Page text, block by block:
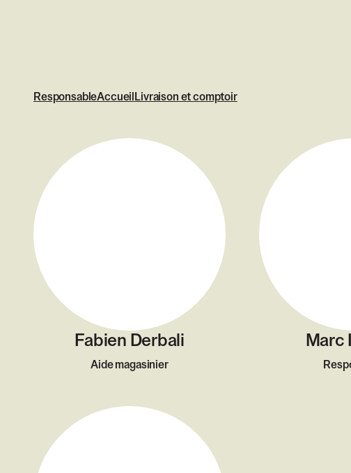
ResponsableAccueil Livraison et comptoir
Fabien Derbali
Aide magasinier
Marc